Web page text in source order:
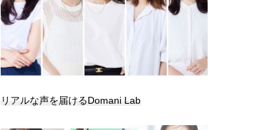
リアルな声を届けるDomani Lab